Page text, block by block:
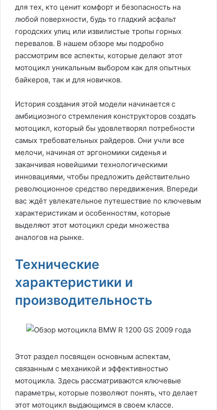
для тех, кто ценит комфорт и безопасность на
любой поверхности, будь то гладкий асфальт
городских улиц или извилистые тропы горных
перевалов. В нашем обзоре мы подробно
рассмотрим все аспекты, которые делают этот
мотоцикл уникальным выбором как для опытных
байкеров, так и для новичков.
История создания этой модели начинается с
амбициозного стремления конструкторов создать
мотоцикл, который бы удовлетворял потребности
самых требовательных райдеров. Они учли все
мелочи, начиная от эргономики сиденья и
заканчивая новейшими технологическими
инновациями, чтобы предложить действительно
революционное средство передвижения. Впереди
вас ждёт увлекательное путешествие по ключевым
характеристикам и особенностям, которые
выделяют этот мотоцикл среди множества
аналогов на рынке.
Технические
характеристики и
производительность
Этот раздел посвящен основным аспектам,
связанным с механикой и эффективностью
мотоцикла. Здесь рассматриваются ключевые
параметры, которые позволяют понять, что делает
этот мотоцикл выдающимся в своем классе.